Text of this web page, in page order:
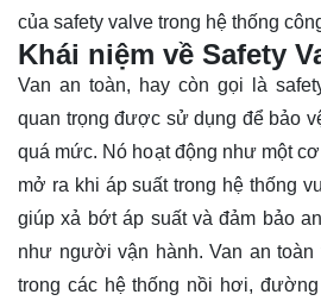
của safety valve trong hệ thống
Khái niệm về Safety
Van an toàn, hay còn gọi là
quan trọng được sử dụng để bảo
quá mức. Nó hoạt động như một
mở ra khi áp suất trong hệ thống
giúp xả bớt áp suất và đảm bảo
như người vận hành. Van an
trong các hệ thống nồi hơi,